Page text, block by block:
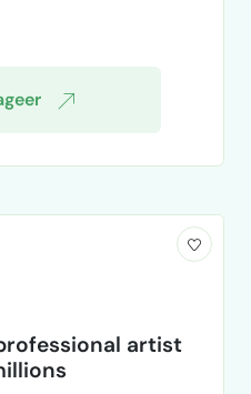
of omzeilen, maar
veel zelf prob…
artist